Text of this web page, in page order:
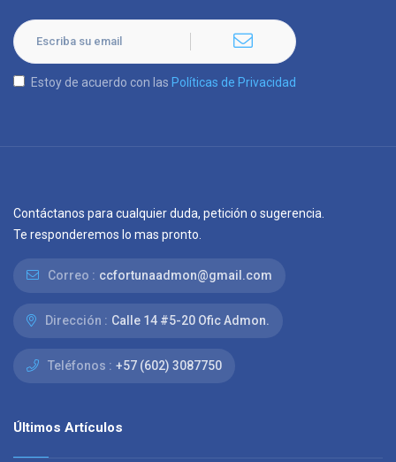
Estoy de acuerdo con las Políticas de Privacidad
Contáctanos para cualquier duda, petición o sugerencia.
Te responderemos lo mas pronto.
Correo : ccfortunaadmon@gmail.com
Dirección : Calle 14 #5-20 Ofic Admon.
Teléfonos : +57 (602) 3087750
Últimos Artículos